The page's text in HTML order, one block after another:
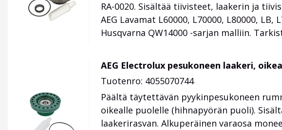
RA-0020. Sisältää tiivisteet, laakerin ja
AEG Lavamat L60000, L70000, L80000, LB,
Husqvarna QW14000 -sarjan malliin.
AEG Electrolux pesukoneen laakeri, oikea
Tuotenro: 4055070744
Päältä täytettävän pyykinpesukoneen
oikealle puolelle (hihnapyörän puoli).
laakerirasvan. Alkuperäinen varaosa